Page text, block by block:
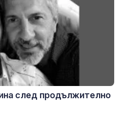
след продължително